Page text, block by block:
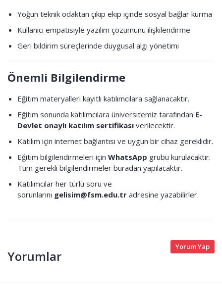
Yoğun teknik odaktan çıkıp ekip içinde sosyal bağlar kurma
Kullanıcı empatisiyle yazılım çözümünü ilişkilendirme
Geri bildirim süreçlerinde duygusal algı yönetimi
Önemli Bilgilendirme
Eğitim materyalleri kayıtlı katılımcılara sağlanacaktır.
Eğitim sonunda katılımcılara üniversitemiz tarafından E-
Devlet onaylı katılım sertifikası verilecektir.
Katılım için internet bağlantısı ve uygun bir cihaz gereklidir.
Eğitim bilgilendirmeleri için WhatsApp grubu kurulacaktır.
Tüm gerekli bilgilendirmeler buradan yapılacaktır.
Katılımcılar her türlü soru ve
sorunlarını gelisim@fsm.edu.tr adresine yazabilirler.
Yorumlar
Yorum Yap